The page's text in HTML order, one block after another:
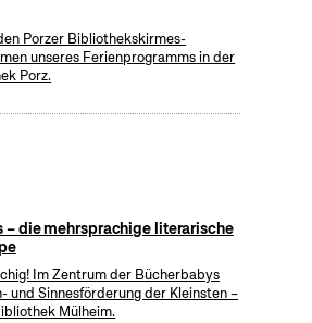
Porzer Bibliothekskirmes-
unseres Ferienprogramms in der
Porz.
– die mehrsprachige literarische
Im Zentrum der Bücherbabys
und Sinnesförderung der Kleinsten –
Mülheim.